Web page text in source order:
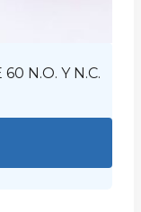
N.O. Y N.C.